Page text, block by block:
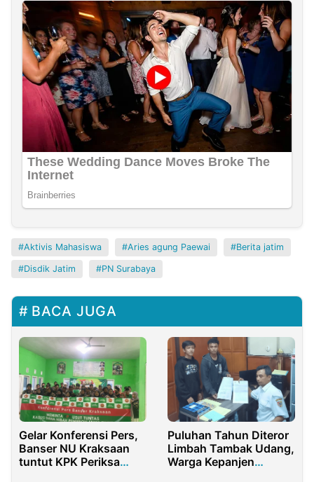
Aktivis Mahasiswa Aries agung Paewai Berita jatim
Disdik Jatim PN Surabaya
BACA JUGA
Gelar Konferensi Pers,
Banser NU Kraksaan
tuntut KPK Periksa
Puluhan Tahun Diteror
Limbah Tambak Udang,
Warga Kepanjen